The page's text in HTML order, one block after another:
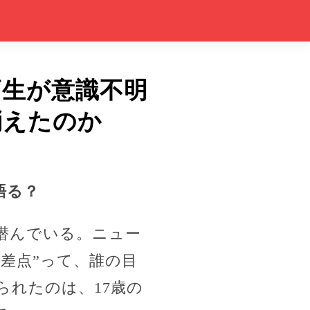
が意識不明
たのか
？
んでいる。ニュー
点”って、誰の目
れたのは、17歳の